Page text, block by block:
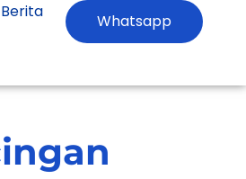
Berita Whatsapp